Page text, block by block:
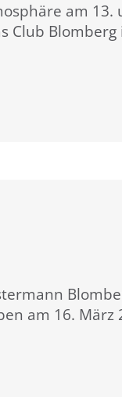
am 13.
Blomberg
am 16. März